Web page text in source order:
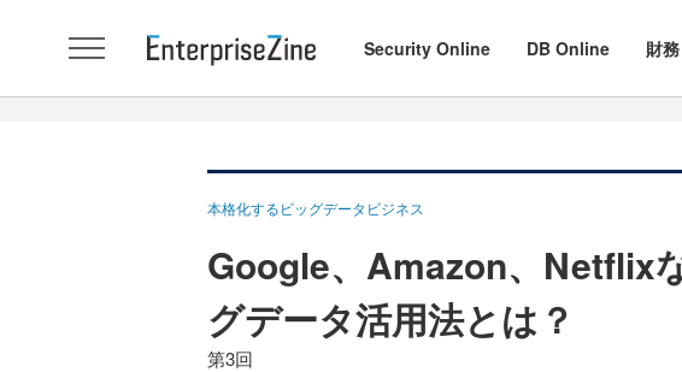
Security Online DB Online 財
本格化するビッグデータビジネス
Google、Amazon、Netflix
グデータ活用法とは？
第3回